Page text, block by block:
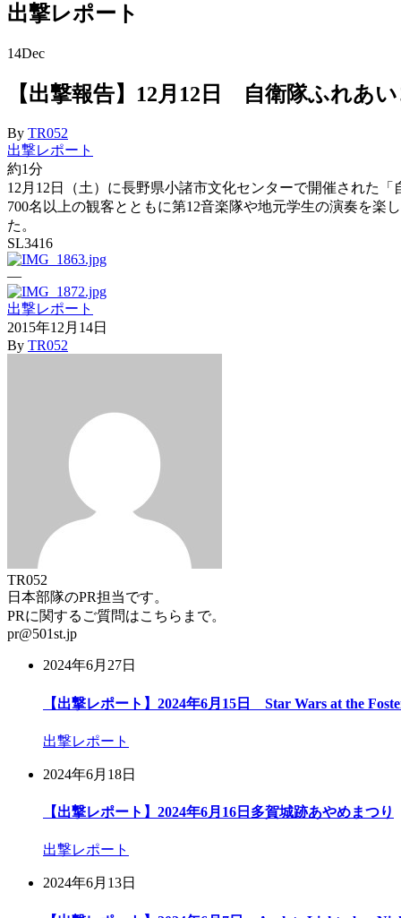
出撃レポート
14Dec
【出撃報告】12月12日 自衛隊ふれあ
By TR052
出撃レポート
約1分
12月12日（土）に長野県小諸市文化センターで開催された
700名以上の観客とともに第12音楽隊や地元学生の演奏を
た。
SL3416
—
出撃レポート
2015年12月14日
By TR052
TR052
日本部隊のPR担当です。
PRに関するご質問はこちらまで。
pr@501st.jp
2024年6月27日
【出撃レポート】2024年6月15日 Star Wars at the
出撃レポート
2024年6月18日
【出撃レポート】2024年6月16日多賀城跡あやめまつり
出撃レポート
2024年6月13日